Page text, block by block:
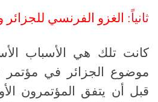
ثانياً: الغزو الفرنسي
كانت تلك هي الأسباب
قبل أن يتفق المؤتمرون